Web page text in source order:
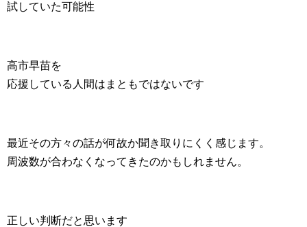
試していた可能性
高市早苗を
応援している人間はまともではないです
最近その方々の話が何故か聞き取りにくく感じます。
周波数が合わなくなってきたのかもしれません。
正しい判断だと思います